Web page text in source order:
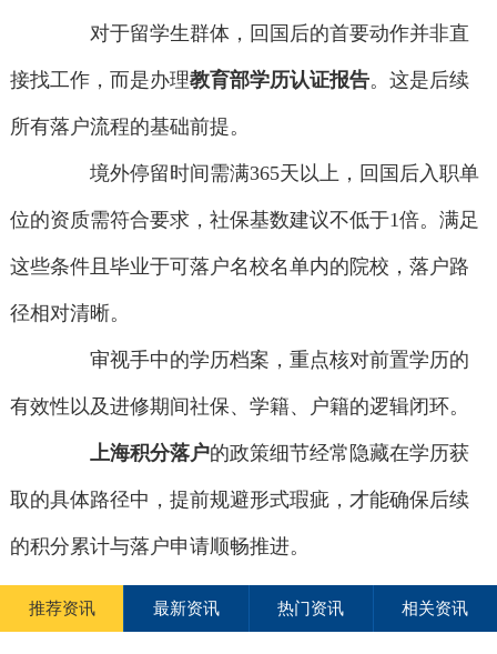
对于留学生群体，回国后的首要动作并非直
接找工作，而是办理教育部学历认证报告。这是后续
所有落户流程的基础前提。
境外停留时间需满365天以上，回国后入职单
位的资质需符合要求，社保基数建议不低于1倍。满足
这些条件且毕业于可落户名校名单内的院校，落户路
径相对清晰。
审视手中的学历档案，重点核对前置学历的
有效性以及进修期间社保、学籍、户籍的逻辑闭环。
上海积分落户的政策细节经常隐藏在学历获
取的具体路径中，提前规避形式瑕疵，才能确保后续
的积分累计与落户申请顺畅推进。
推荐资讯 最新资讯 热门资讯 相关资讯